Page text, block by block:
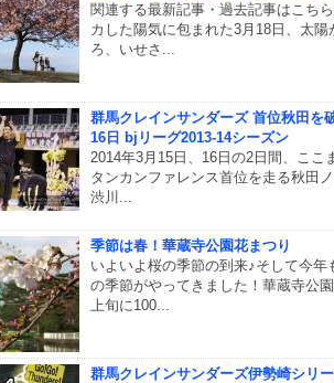
関連する最新記事・過去記事はこち
カした陽気に包まれた3月18日、太陽
ろ、いせさ...
群馬クレインサンダーズ 首位秋田を
16日 bjリーグ2013-14シーズン
2014年3月15日、16日の2日間、ここ
タンカンファレンス首位を走る秋田
渋川...
季節は春！華蔵寺公園花まつり
いよいよ桜の季節の到来♪そして今年
の季節がやってきました！華蔵寺公
上旬に100...
群馬クレインサンダーズ伊勢崎シリ